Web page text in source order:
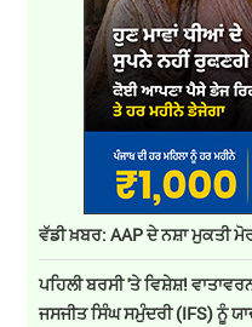
ਵੱਡੀ ਖ਼ਬਰ: AAP ਦੇ ਨਸ਼ਾ ਮੁਕਤੀ
ਪਹਿਲੀ ਬਰਸੀ 'ਤੇ ਵਿਸ਼ੇਸ਼!
ਜਸਜੀਤ ਸਿੰਘ ਸਮੁੰਦਰੀ (IFS) ਨੂੰ